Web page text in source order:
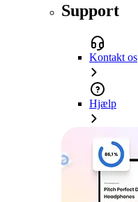
Support
Kontakt os
Hjælp